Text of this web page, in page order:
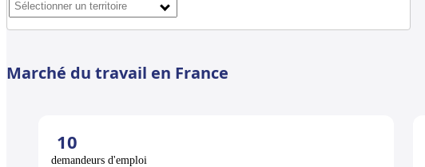
Marché du travail en France
10
demandeurs d'emploi